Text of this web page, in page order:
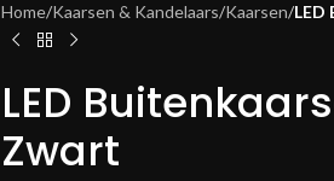
Home/Kaarsen & Kandelaars/Kaarsen/LED
LED
Zwart